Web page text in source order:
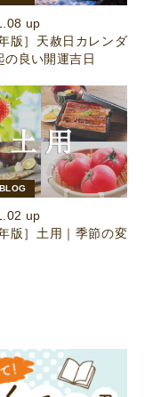
up
版］天赦日カレンダ
の良い開運吉日
up
版］土用｜季節の変